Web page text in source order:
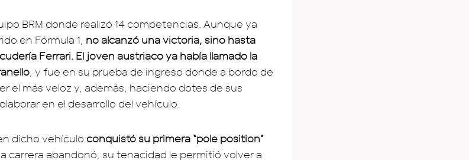
BRM donde realizó 14 competencias. Aunque ya
en Fórmula 1, no alcanzó una victoria, sino hasta
Ferrari. El joven austriaco ya había llamado la
, y fue en su prueba de ingreso donde a bordo de
el más veloz y, además, haciendo dotes de sus
en el desarrollo del vehículo.
dicho vehículo conquistó su primera “pole position”
carrera abandonó, su tenacidad le permitió volver a